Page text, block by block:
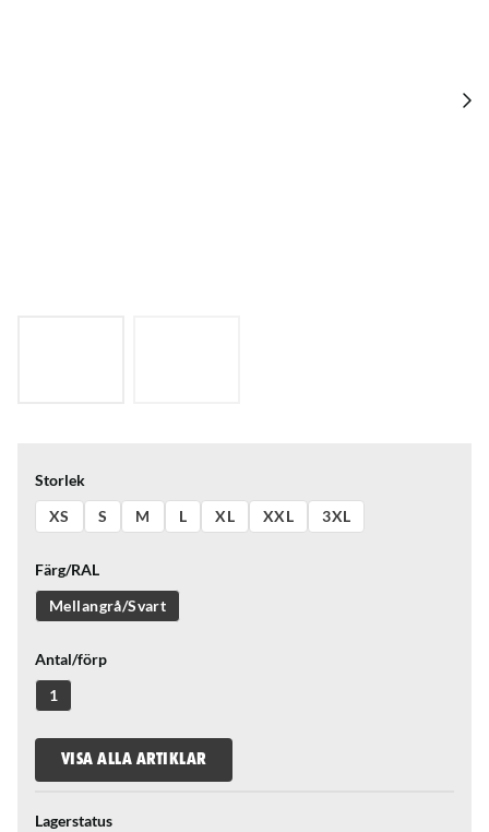
Storlek
XS
S M L XL XXL 3XL
Färg/RAL
Mellangrå/Svart
Antal/förp
1
VISA ALLA ARTIKLAR
Lagerstatus